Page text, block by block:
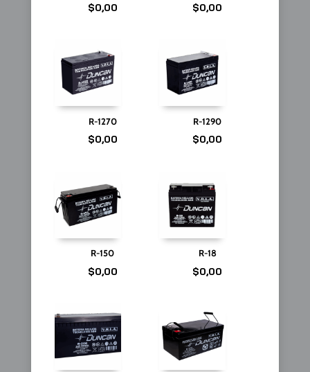
$0,00 $0,00
R-1270
$0,00
R-1290
$0,00
R-150
$0,00
R-18
$0,00